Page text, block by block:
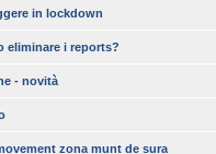
in lockdown
eliminare i reports?
- novità
zona munt de sura